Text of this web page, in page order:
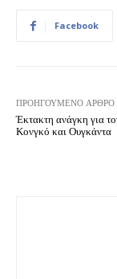
Facebook
ΠΡΟΗΓΟΎΜΕΝΟ ΆΡΘΡΟ
Έκτακτη ανάγκη για
Κονγκό και Ουγκάντα